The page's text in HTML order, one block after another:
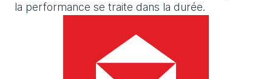
la performance se traite dans la durée.